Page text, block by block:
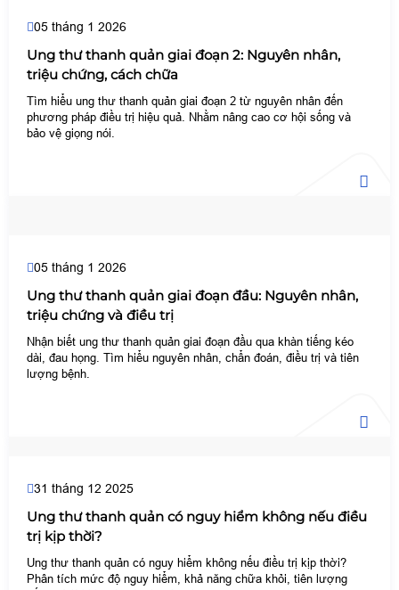
05 tháng 1 2026
Ung thư thanh quản giai đoạn 2: Nguyên nhân,
triệu chứng, cách chữa
Tìm hiểu ung thư thanh quản giai đoạn 2 từ nguyên nhân đến
phương pháp điều trị hiệu quả. Nhằm nâng cao cơ hội sống và
bảo vệ giọng nói.
05 tháng 1 2026
Ung thư thanh quản giai đoạn đầu: Nguyên nhân,
triệu chứng và điều trị
Nhận biết ung thư thanh quản giai đoạn đầu qua khàn tiếng kéo
dài, đau họng. Tìm hiểu nguyên nhân, chẩn đoán, điều trị và tiên
lượng bệnh.
31 tháng 12 2025
Ung thư thanh quản có nguy hiểm không nếu điều
trị kịp thời?
Ung thư thanh quản có nguy hiểm không nếu điều trị kịp thời?
Phân tích mức độ nguy hiểm, khả năng chữa khỏi, tiên lượng